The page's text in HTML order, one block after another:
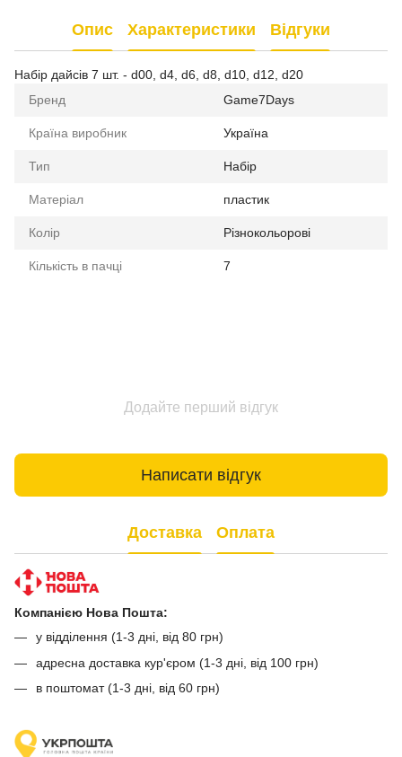
Опис Характеристики Відгуки
Набір дайсів 7 шт. - d00, d4, d6, d8, d10, d12, d20
Бренд
Game7Days
Країна виробник Україна
Тип Набір
Матеріал пластик
Колір Різнокольорові
Кількість в пачці 7
Додайте перший відгук
Написати відгук
Доставка Оплата
Компанією Нова Пошта:
у відділення (1-3 дні, від 80 грн)
адресна доставка кур'єром (1-3 дні, від 100 грн)
в поштомат (1-3 дні, від 60 грн)